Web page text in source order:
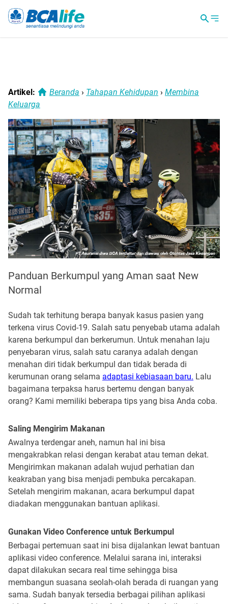
Artikel: Beranda › Tahapan Kehidupan › Membina
Keluarga
Panduan Berkumpul yang Aman saat New
Normal
Sudah tak terhitung berapa banyak kasus pasien yang
terkena virus Covid-19. Salah satu penyebab utama adalah
karena berkumpul dan berkerumun. Untuk menahan laju
penyebaran virus, salah satu caranya adalah dengan
menahan diri tidak berkumpul dan tidak berada di
kerumunan orang selama adaptasi kebiasaan baru. Lalu
bagaimana terpaksa harus bertemu dengan banyak
orang? Kami memiliki beberapa tips yang bisa Anda coba.
Saling Mengirim Makanan
Awalnya terdengar aneh, namun hal ini bisa
mengakrabkan relasi dengan kerabat atau teman dekat.
Mengirimkan makanan adalah wujud perhatian dan
keakraban yang bisa menjadi pembuka percakapan.
Setelah mengirim makanan, acara berkumpul dapat
diadakan menggunakan bantuan aplikasi.
Gunakan Video Conference untuk Berkumpul
Berbagai pertemuan saat ini bisa dijalankan lewat bantuan
aplikasi video conference. Melalui sarana ini, interaksi
dapat dilakukan secara real time sehingga bisa
membangun suasana seolah-olah berada di ruangan yang
sama. Sudah banyak tersedia berbagai pilihan aplikasi